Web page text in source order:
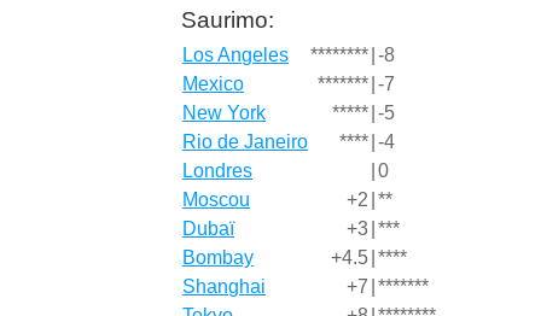
Saurimo:
Los Angeles ******** -8
Mexico
******* -7
New York
***** -5
Rio de Janeiro
**** -4
Londres
0
Moscou
+2 **
Dubaï
+3 ***
Bombay
+4.5 ****
Shanghai
+7 *******